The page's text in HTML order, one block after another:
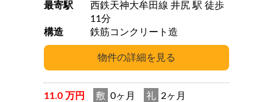
最寄駅
西鉄天神大牟田線 井尻 駅 徒歩
11分
構造
鉄筋コンクリート造
11.0 万円 敷 0ヶ月 礼 2ヶ月